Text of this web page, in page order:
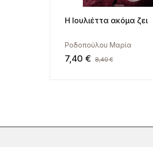
Η Ιουλιέττα ακόμα ζει
Ροδοπούλου Μαρία
7,40 € 8,40€